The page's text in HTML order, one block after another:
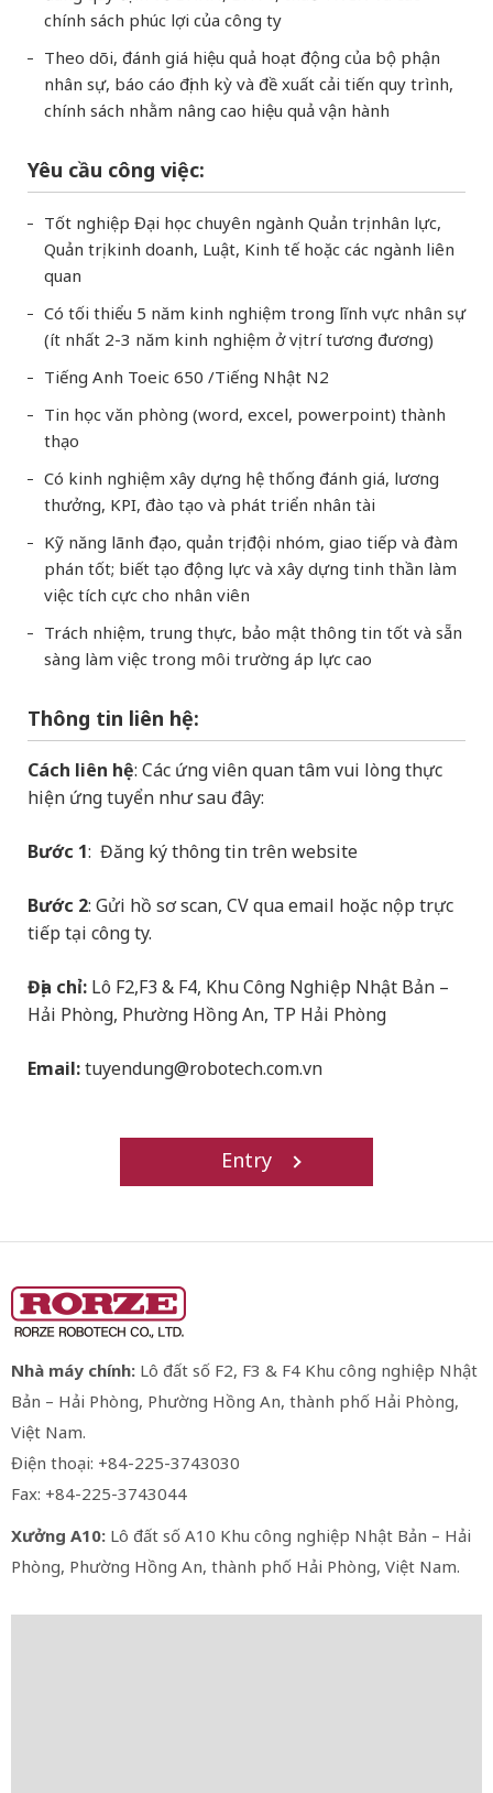
chính sách phúc lợi của công ty
Theo dõi, đánh giá hiệu quả hoạt động của bộ phận
nhân sự, báo cáo định kỳ và đề xuất cải tiến quy trình,
chính sách nhằm nâng cao hiệu quả vận hành
Yêu cầu công việc:
Tốt nghiệp Đại học chuyên ngành Quản trị nhân lực,
Quản trị kinh doanh, Luật, Kinh tế hoặc các ngành liên
quan
Có tối thiểu 5 năm kinh nghiệm trong lĩnh vực nhân sự
(ít nhất 2-3 năm kinh nghiệm ở vị trí tương đương)
Tiếng Anh Toeic 650 /Tiếng Nhật N2
Tin học văn phòng (word, excel, powerpoint) thành
thạo
Có kinh nghiệm xây dựng hệ thống đánh giá, lương
thưởng, KPI, đào tạo và phát triển nhân tài
Kỹ năng lãnh đạo, quản trị đội nhóm, giao tiếp và đàm
phán tốt; biết tạo động lực và xây dựng tinh thần làm
việc tích cực cho nhân viên
Trách nhiệm, trung thực, bảo mật thông tin tốt và sẵn
sàng làm việc trong môi trường áp lực cao
Thông tin liên hệ:
Cách liên hệ: Các ứng viên quan tâm vui lòng thực
hiện ứng tuyển như sau đây:
Bước 1: Đăng ký thông tin trên website
Bước 2: Gửi hồ sơ scan, CV qua email hoặc nộp trực
tiếp tại công ty.
Địa chỉ: Lô F2,F3 & F4, Khu Công Nghiệp Nhật Bản –
Hải Phòng, Phường Hồng An, TP Hải Phòng
Email:tuyendung@robotech.com.vn
Entry
Nhà máy chính: Lô đất số F2, F3 & F4 Khu công nghiệp Nhật
Bản – Hải Phòng, Phường Hồng An, thành phố Hải Phòng,
Việt Nam.
Điện thoại: +84-225-3743030
Fax: +84-225-3743044
Xưởng A10: Lô đất số A10 Khu công nghiệp Nhật Bản – Hải
Phòng, Phường Hồng An, thành phố Hải Phòng, Việt Nam.